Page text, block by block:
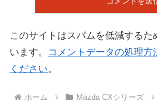
このサイトはスパムを低減するた
います。
コメントデータの処理
ください。
ホーム Mazda CXシリーズ